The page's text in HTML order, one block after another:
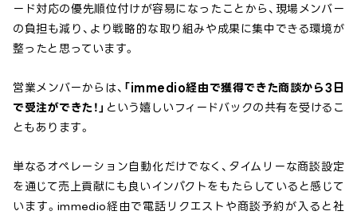
ード対応の優先順位付けが容易になったことから、現場メンバー
の負担も減り、より戦略的な取り組みや成果に集中できる環境が
整ったと思っています。
営業メンバーからは、 「immedio経由で獲得できた商談から3日
で受注ができた！」 という嬉しいフィードバックの共有を受けるこ
ともあります。
単なるオペレーション自動化だけでなく、タイムリーな商談設定
を通じて売上貢献にも良いインパクトをもたらしていると感じて
います。immedio経由で電話リクエストや商談予約が入ると社